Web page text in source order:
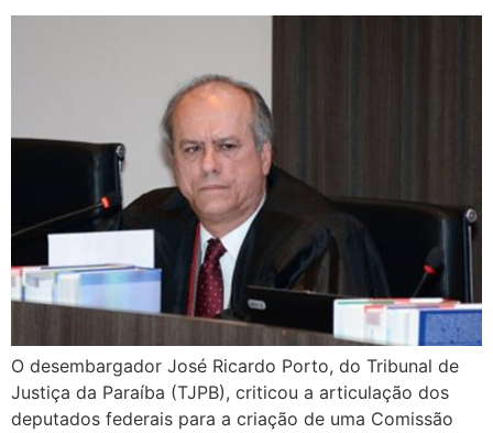
O desembargador José Ricardo Porto, do Tribunal de
Justiça da Paraíba (TJPB), criticou a articulação dos
deputados federais para a criação de uma Comissão